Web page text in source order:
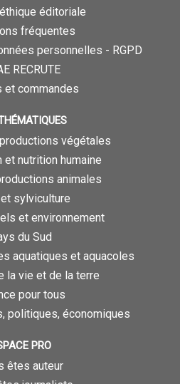
éditoriale
fréquentes
personnelles - RGPD
RECRUTE
et commandes
végétales
et nutrition humaine
animales
sylviculture
et environnement
du Sud
aquatiques et aquacoles
la vie et de la terre
pour tous
politiques, économiques
PRO
êtes auteur